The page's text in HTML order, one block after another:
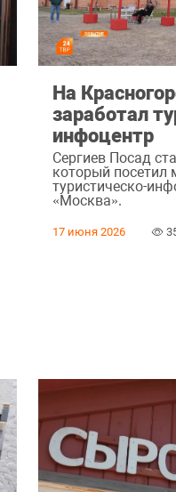
На
заработал
инфоцентр
Сергиев Посад
который посетил
туристическо-
«Москва».
17 июня 2026